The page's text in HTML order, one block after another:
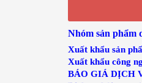
Nhóm sản phẩm
Xuất khẩu sản
Xuất khẩu công
BÁO GIÁ DỊCH